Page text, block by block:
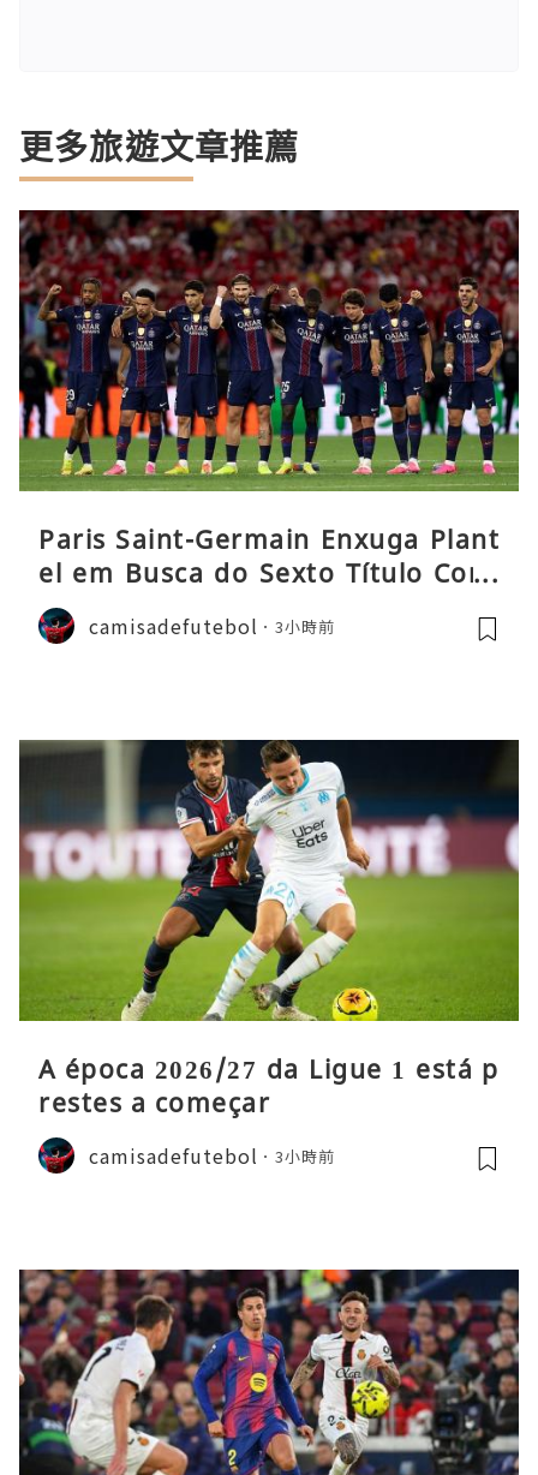
更多旅遊文章推薦
Paris Saint-Germain Enxuga Plant
el em Busca do Sexto Título Cons
ecutivo da Liga
camisadefutebol 3小時前
A época 2026/27 da Ligue 1 está p
restes a começar
camisadefutebol 3小時前